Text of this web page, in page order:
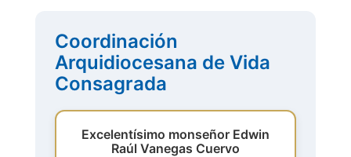
Coordinación
Arquidiocesana de Vida
Consagrada
Excelentísimo monseñor Edwin
Raúl Vanegas Cuervo